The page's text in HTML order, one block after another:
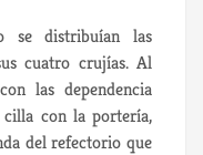
se distribuían las
cuatro crujías. Al
las dependencia
cilla con la portería,
del refectorio que